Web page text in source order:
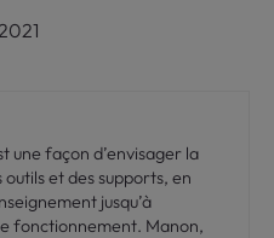
une façon d’envisager la
et des supports, en
jusqu’à
fonctionnement. Manon,